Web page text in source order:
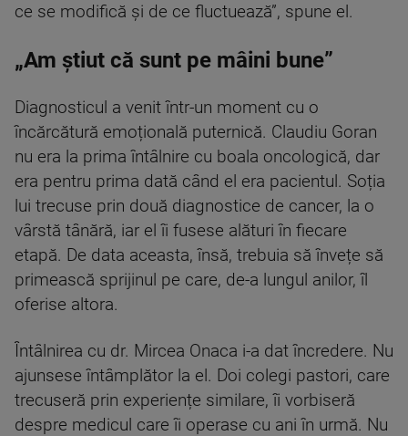
ce se modifică și de ce fluctuează”, spune el.
„Am știut că sunt pe mâini bune”
Diagnosticul a venit într-un moment cu o
încărcătură emoțională puternică. Claudiu Goran
nu era la prima întâlnire cu boala oncologică, dar
era pentru prima dată când el era pacientul. Soția
lui trecuse prin două diagnostice de cancer, la o
vârstă tânără, iar el îi fusese alături în fiecare
etapă. De data aceasta, însă, trebuia să învețe să
primească sprijinul pe care, de-a lungul anilor, îl
oferise altora.
Întâlnirea cu dr. Mircea Onaca i-a dat încredere. Nu
ajunsese întâmplător la el. Doi colegi pastori, care
trecuseră prin experiențe similare, îi vorbiseră
despre medicul care îi operase cu ani în urmă. Nu